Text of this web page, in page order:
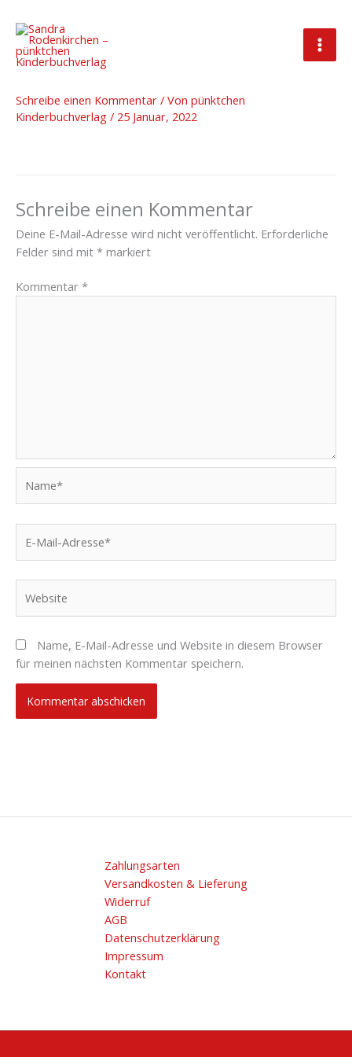
Inhalt
springen
0F1A5984-2-120dpi
Schreibe einen Kommentar / Von pünktchen
Kinderbuchverlag / 25 Januar, 2022
Schreibe einen Kommentar
Deine E-Mail-Adresse wird nicht veröffentlicht. Erforderliche
Felder sind mit * markiert
Kommentar *
Mail-
Name, E-Mail-Adresse und Website in diesem Browser
für meinen nächsten Kommentar speichern.
Zahlungsarten
Versandkosten & Lieferung
Widerruf
AGB
Datenschutzerklärung
Impressum
Kontakt